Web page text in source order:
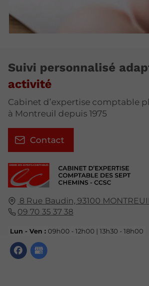
8 Rue Baudin,93100
09 70 35 37 38
Lun - Ven :09h00 - 12h00 | 13h30 - 18h00
Suivi personnalisé
activité
Cabinet d’expertise comptable
à Montreuil depuis 1975
Contact